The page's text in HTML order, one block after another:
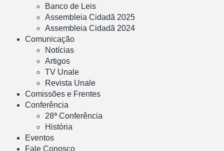
Banco de Leis
Assembleia Cidadã 2025
Assembleia Cidadã 2024
Comunicação
Notícias
Artigos
TV Unale
Revista Unale
Comissões e Frentes
Conferência
28ª Conferência
História
Eventos
Fale Conosco